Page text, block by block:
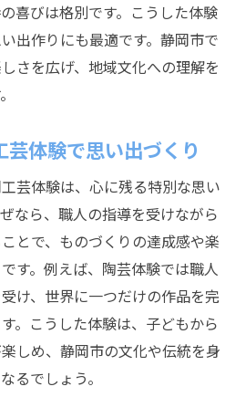
喜びは格別です。こうした体験
出作りにも最適です。静岡市で
さを広げ、地域文化への理解を
体験で思い出づくり
芸体験は、心に残る特別な思い
なら、職人の指導を受けながら
とで、ものづくりの達成感や楽
す。例えば、陶芸体験では職人
け、世界に一つだけの作品を完
。こうした体験は、子どもから
しめ、静岡市の文化や伝統を身
るでしょう。